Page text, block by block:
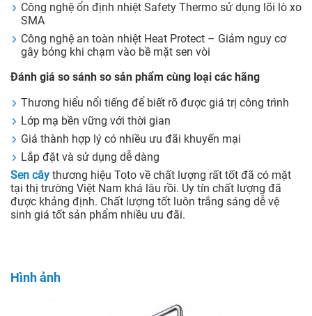
Công nghệ ổn định nhiệt Safety Thermo sử dụng lõi lò xo
SMA
Công nghệ an toàn nhiệt Heat Protect – Giảm nguy cơ
gây bỏng khi chạm vào bề mặt sen vòi
Đánh giá so sánh so sản phẩm cùng loại các hãng
Thương hiểu nổi tiếng để biết rõ được giá trị công trình
Lớp mạ bền vững với thời gian
Giá thành hợp lý có nhiều ưu đãi khuyến mại
Lắp đặt và sử dụng dễ dàng
Sen cây thương hiệu Toto về chất lượng rất tốt đã có mặt
tại thị trường Việt Nam khá lâu rồi. Uy tín chất lượng đã
được khảng định. Chất lượng tốt luôn trắng sáng dễ vệ
sinh giá tốt sản phẩm nhiều ưu đãi.
Hình ảnh